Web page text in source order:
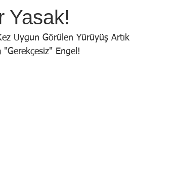
Mustafa YILDIRIM Dr. Cengiz Tatar
Yasak!
Uygun Görülen Yürüyüş Artık
Engel!